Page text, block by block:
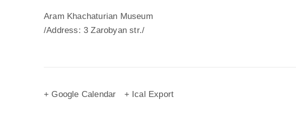
Aram Khachaturian Museum
/Address: 3 Zarobyan str./
+ Google Calendar + Ical Export